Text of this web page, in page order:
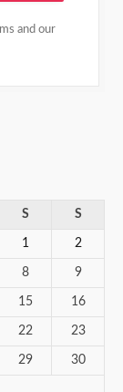
and our
S S
1 2
8 9
15 16
22 23
29 30